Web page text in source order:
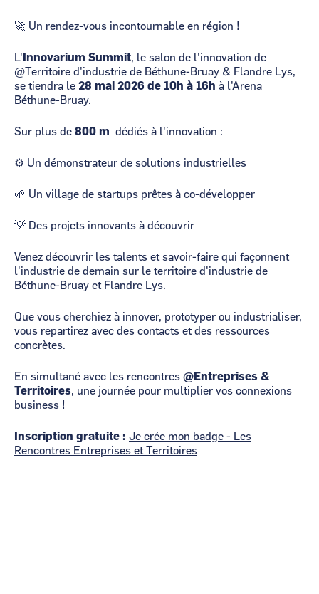
🚀 Un rendez-vous incontournable en région !
L' Innovarium Summit, le salon de l'innovation de
@Territoire d'industrie de Béthune-Bruay & Flandre Lys,
se tiendra le 28 mai 2026 de 10h à 16h à l'Arena
Béthune-Bruay.
Sur plus de 800 m² dédiés à l'innovation :
⚙️ Un démonstrateur de solutions industrielles
🌱 Un village de startups prêtes à co-développer
💡 Des projets innovants à découvrir
Venez découvrir les talents et savoir-faire qui façonnent
l'industrie de demain sur le territoire d'industrie de
Béthune-Bruay et Flandre Lys.
Que vous cherchiez à innover, prototyper ou industrialiser,
vous repartirez avec des contacts et des ressources
concrètes.
En simultané avec les rencontres @Entreprises &
Territoires, une journée pour multiplier vos connexions
business !
Inscription gratuite : Je crée mon badge - Les
Rencontres Entreprises et Territoires